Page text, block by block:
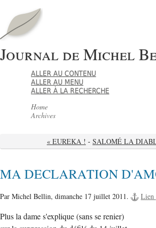
Journal de Michel
ALLER AU CONTENU
ALLER AU MENU
ALLER À LA RECHERCHE
Home
Archives
« EUREKA ! - SALOMÉ LA
MA DECLARATION
Par Michel Bellin, dimanche 17 juillet 2011. Lien
Plus la dame s'explique (sans se renier)